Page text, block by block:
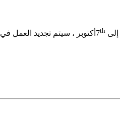
7
th أكتوبر ، سيتم تجديد العمل في 8